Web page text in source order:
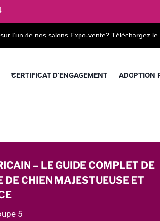
l’un de nos salons Expo-vente? Téléchargez
CERTIFICAT D’ENGAGEMENT ADOPTION
– LE GUIDE COMPLET DE
DE CHIEN MAJESTUEUSE ET
5